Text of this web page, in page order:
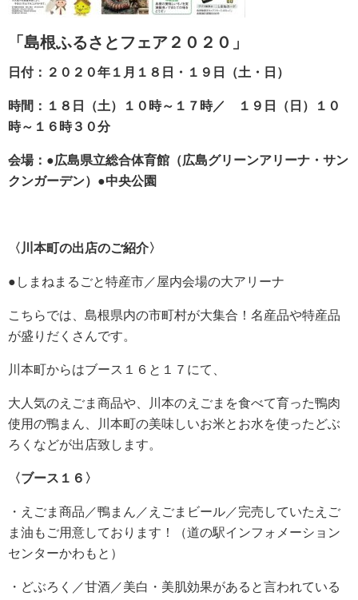
「島根ふるさとフェア２０２０」
日付：２０２０年１月１８日・１９日（土・日）
時間：１８日（土）１０時～１７時／ １９日（日）１０
時～１６時３０分
会場：●広島県立総合体育館（広島グリーンアリーナ・サン
クンガーデン）●中央公園
〈川本町の出店のご紹介〉
●しまねまるごと特産市／屋内会場の大アリーナ
こちらでは、島根県内の市町村が大集合！名産品や特産品
が盛りだくさんです。
川本町からはブース１６と１７にて、
大人気のえごま商品や、川本のえごまを食べて育った鴨肉
使用の鴨まん、川本町の美味しいお米とお水を使ったどぶ
ろくなどが出店致します。
〈ブース１６〉
・えごま商品／鴨まん／えごまビール／完売していたえご
ま油もご用意しております！（道の駅インフォメーション
センターかわもと）
・どぶろく／甘酒／美白・美肌効果があると言われている